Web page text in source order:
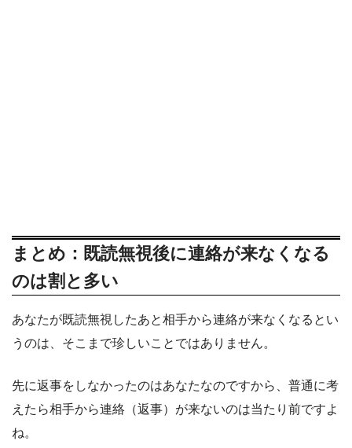
まとめ：既読無視後に連絡が来なくなる
のは割と多い
あなたが既読無視したあと相手から連絡が来なくなるとい
うのは、そこまで珍しいことではありません。
先に返事をしなかったのはあなたなのですから、普通に考
えたら相手から連絡（返事）が来ないのは当たり前ですよ
ね。